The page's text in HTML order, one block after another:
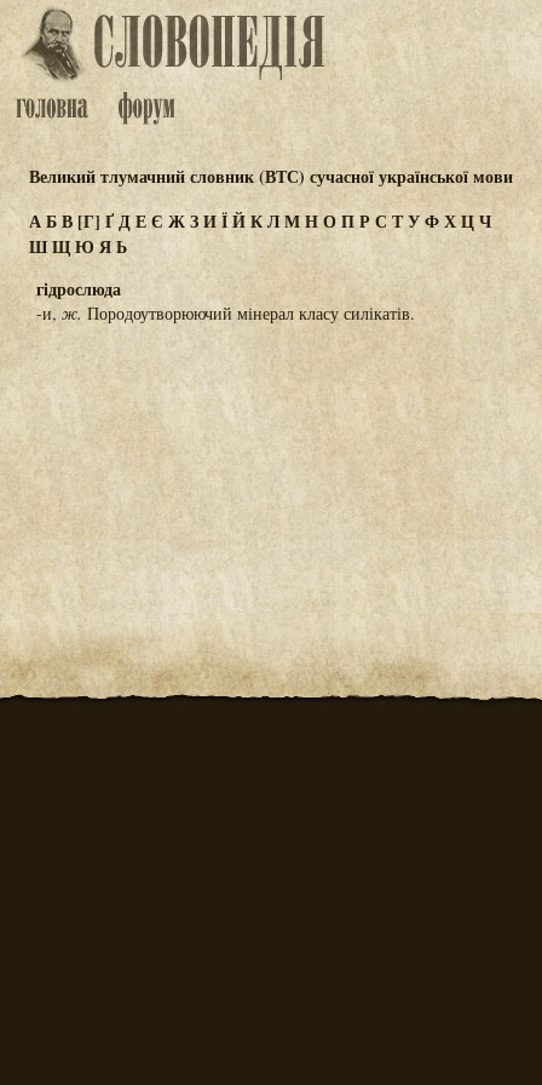
Великий тлумачний словник (ВТС) сучасної української мови
АБВ[Г] ҐДЕЄ ЖЗИЇЙКЛМНОПР СТУФХЦЧ
ШЩЮЯЬ
гідрослюда
-и, ж. Породоутворюючий мінерал класу силікатів.